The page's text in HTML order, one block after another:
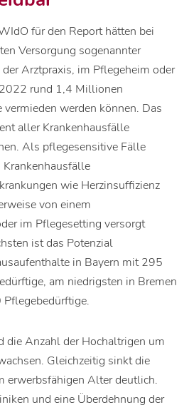
für den Report hätten bei
Versorgung sogenannter
Arztpraxis, im Pflegeheim oder
rund 1,4 Millionen
werden können. Das
aller Krankenhausfälle
Als pflegesensitive Fälle
Krankenhausfälle
wie Herzinsuffizienz
von einem
im Pflegesetting versorgt
ist das Potenzial
in Bayern mit 295
am niedrigsten in Bremen
die Anzahl der Hochaltrigen um
Gleichzeitig sinkt die
erwerbsfähigen Alter deutlich.
und eine Überdehnung der